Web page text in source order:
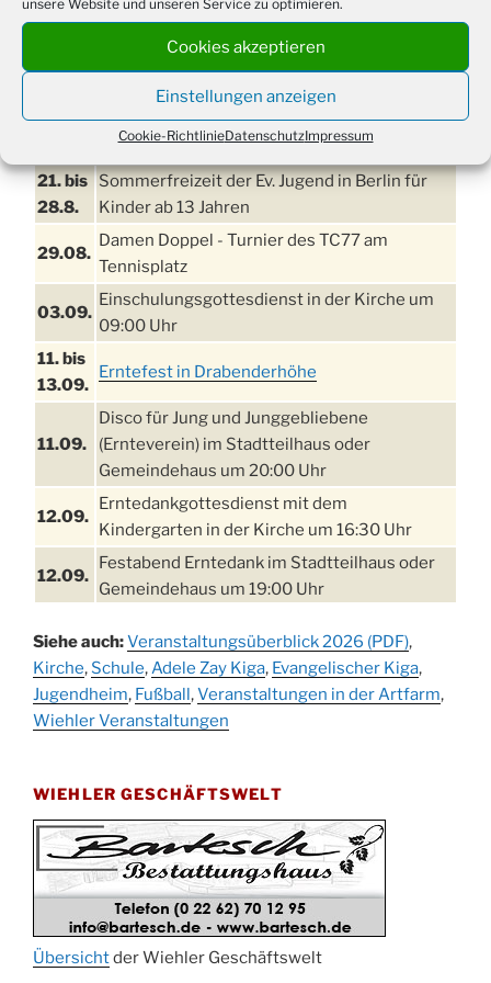
unsere Website und unseren Service zu optimieren.
Cookies akzeptieren
Einstellungen anzeigen
Cookie-RichtlinieDatenschutzImpressum
21. bis
28.8.
Sommerfreizeit der Ev. Jugend in Berlin für
Kinder ab 13 Jahren
29.08.
Damen Doppel - Turnier des TC77 am
Tennisplatz
03.09.
Einschulungsgottesdienst in der Kirche um
09:00 Uhr
11. bis
13.09.
Erntefest in Drabenderhöhe
11.09.
Disco für Jung und Junggebliebene
(Ernteverein) im Stadtteilhaus oder
Gemeindehaus um 20:00 Uhr
12.09.
Erntedankgottesdienst mit dem
Kindergarten in der Kirche um 16:30 Uhr
12.09.
Festabend Erntedank im Stadtteilhaus oder
Gemeindehaus um 19:00 Uhr
13.09.
Stadtteilhaus um 14:00 Uhr
19.09.
Schlagerabend im Stadtteilhaus
Drabenderhöhe
Kinderbibeltag im Ev. Gemeindehaus von 10-
12 Uhr
09.10.
Afterwork-Andacht um 18:00 Uhr in der
Kirche
10.10.
Sandmännchen-Gottesdienst in der Kirche
Siehe auch:Veranstaltungsüberblick 2026 (PDF),
Kirche, Schule,Adele Zay Kiga, Evangelischer Kiga,
Jugendheim, Fußball,Veranstaltungen in der Artfarm,
Wiehler Veranstaltungen
WIEHLER GESCHÄFTSWELT
Übersichtder Wiehler Geschäftswelt